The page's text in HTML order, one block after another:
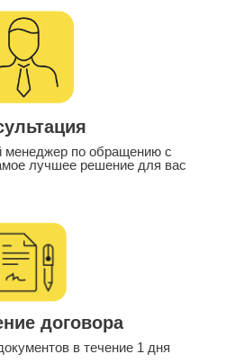
по обращению с
лучшее решение для вас
договора
в течение 1 дня